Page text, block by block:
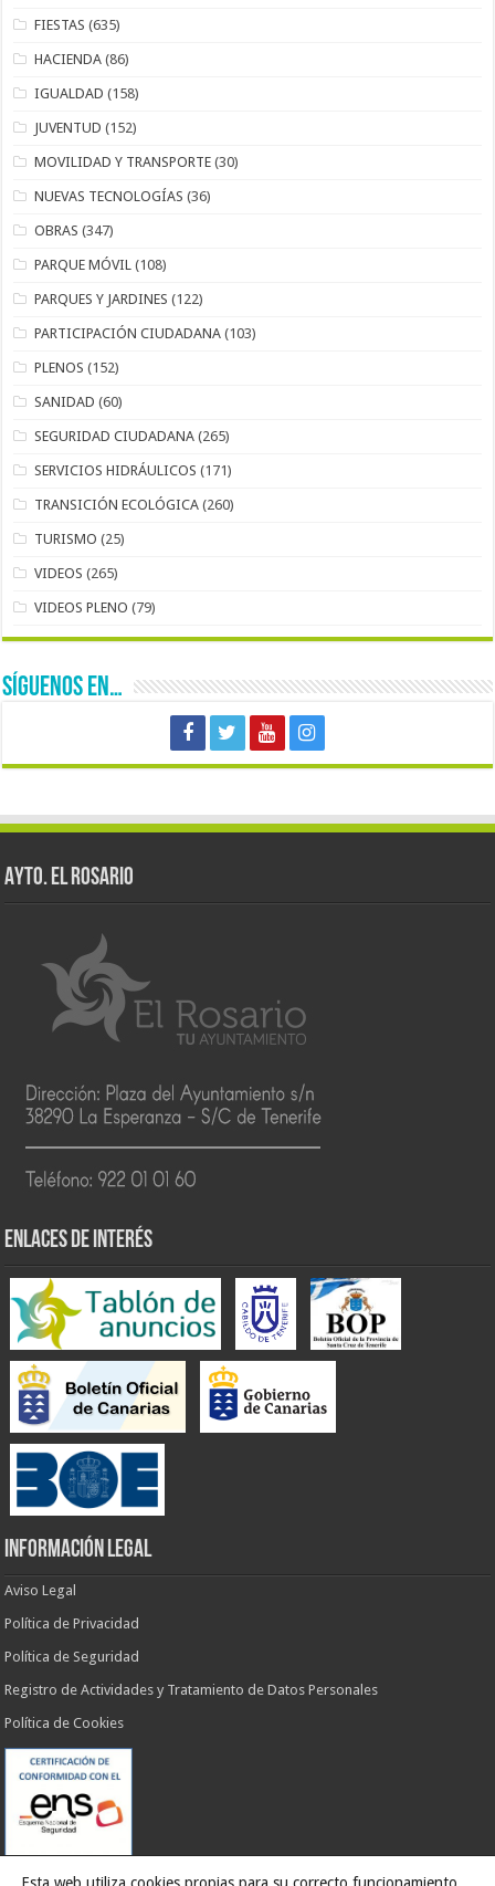
FIESTAS (635)
HACIENDA (86)
IGUALDAD (158)
JUVENTUD (152)
MOVILIDAD Y TRANSPORTE (30)
NUEVAS TECNOLOGÍAS (36)
OBRAS (347)
PARQUE MÓVIL (108)
PARQUES Y JARDINES (122)
PARTICIPACIÓN CIUDADANA (103)
PLENOS (152)
SANIDAD (60)
SEGURIDAD CIUDADANA (265)
SERVICIOS HIDRÁULICOS (171)
TRANSICIÓN ECOLÓGICA (260)
TURISMO (25)
VIDEOS (265)
VIDEOS PLENO (79)
SÍGUENOS EN…
AYTO. EL ROSARIO
ENLACES DE INTERÉS
INFORMACIÓN LEGAL
Aviso Legal
Política de Privacidad
Política de Seguridad
Registro de Actividades y Tratamiento de Datos Personales
Política de Cookies